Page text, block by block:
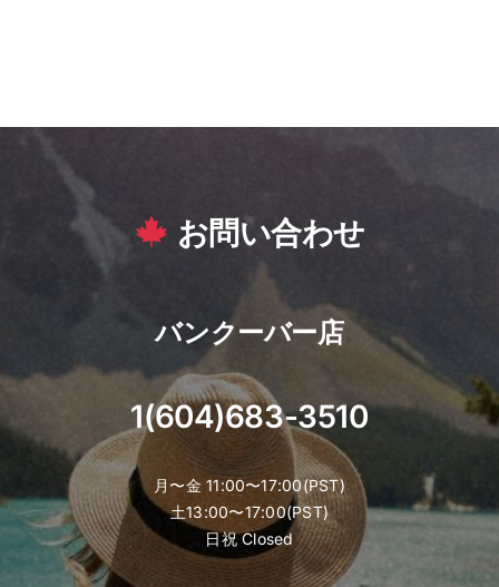
お問い合わせ
バンクーバー店
1(604)683-3510
月〜金 11:00〜17:00(PST)
土13:00〜17:00(PST)
日祝 Closed